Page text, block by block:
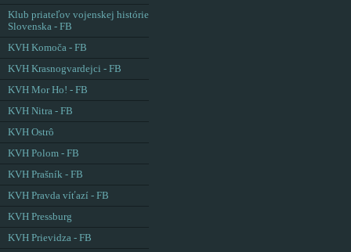
Klub priateľov vojenskej histórie
Slovenska - FB
KVH Komoča - FB
KVH Krasnogvardejci - FB
KVH Mor Ho! - FB
KVH Nitra - FB
KVH Ostrô
KVH Polom - FB
KVH Prašník - FB
KVH Pravda víťazí - FB
KVH Pressburg
KVH Prievidza - FB